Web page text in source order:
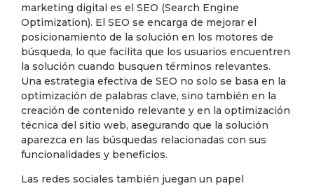
marketing digital es el SEO (Search Engine
Optimization). El SEO se encarga de mejorar el
posicionamiento de la solución en los motores de
búsqueda, lo que facilita que los usuarios encuentren
la solución cuando busquen términos relevantes.
Una estrategia efectiva de SEO no solo se basa en la
optimización de palabras clave, sino también en la
creación de contenido relevante y en la optimización
técnica del sitio web, asegurando que la solución
aparezca en las búsquedas relacionadas con sus
funcionalidades y beneficios.
Las redes sociales también juegan un papel